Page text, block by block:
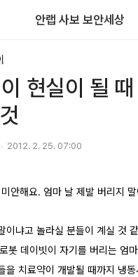
안랩 사보 보안세상
현실이 될 때
2012. 2. 25. 07:00
안해요. 엄마 날 제발 버리지
이냐고 놀라실 분들이 계실 것
봇 데이빗이 자기를 버리는 엄
을 치료약이 개발될 때까지 냉